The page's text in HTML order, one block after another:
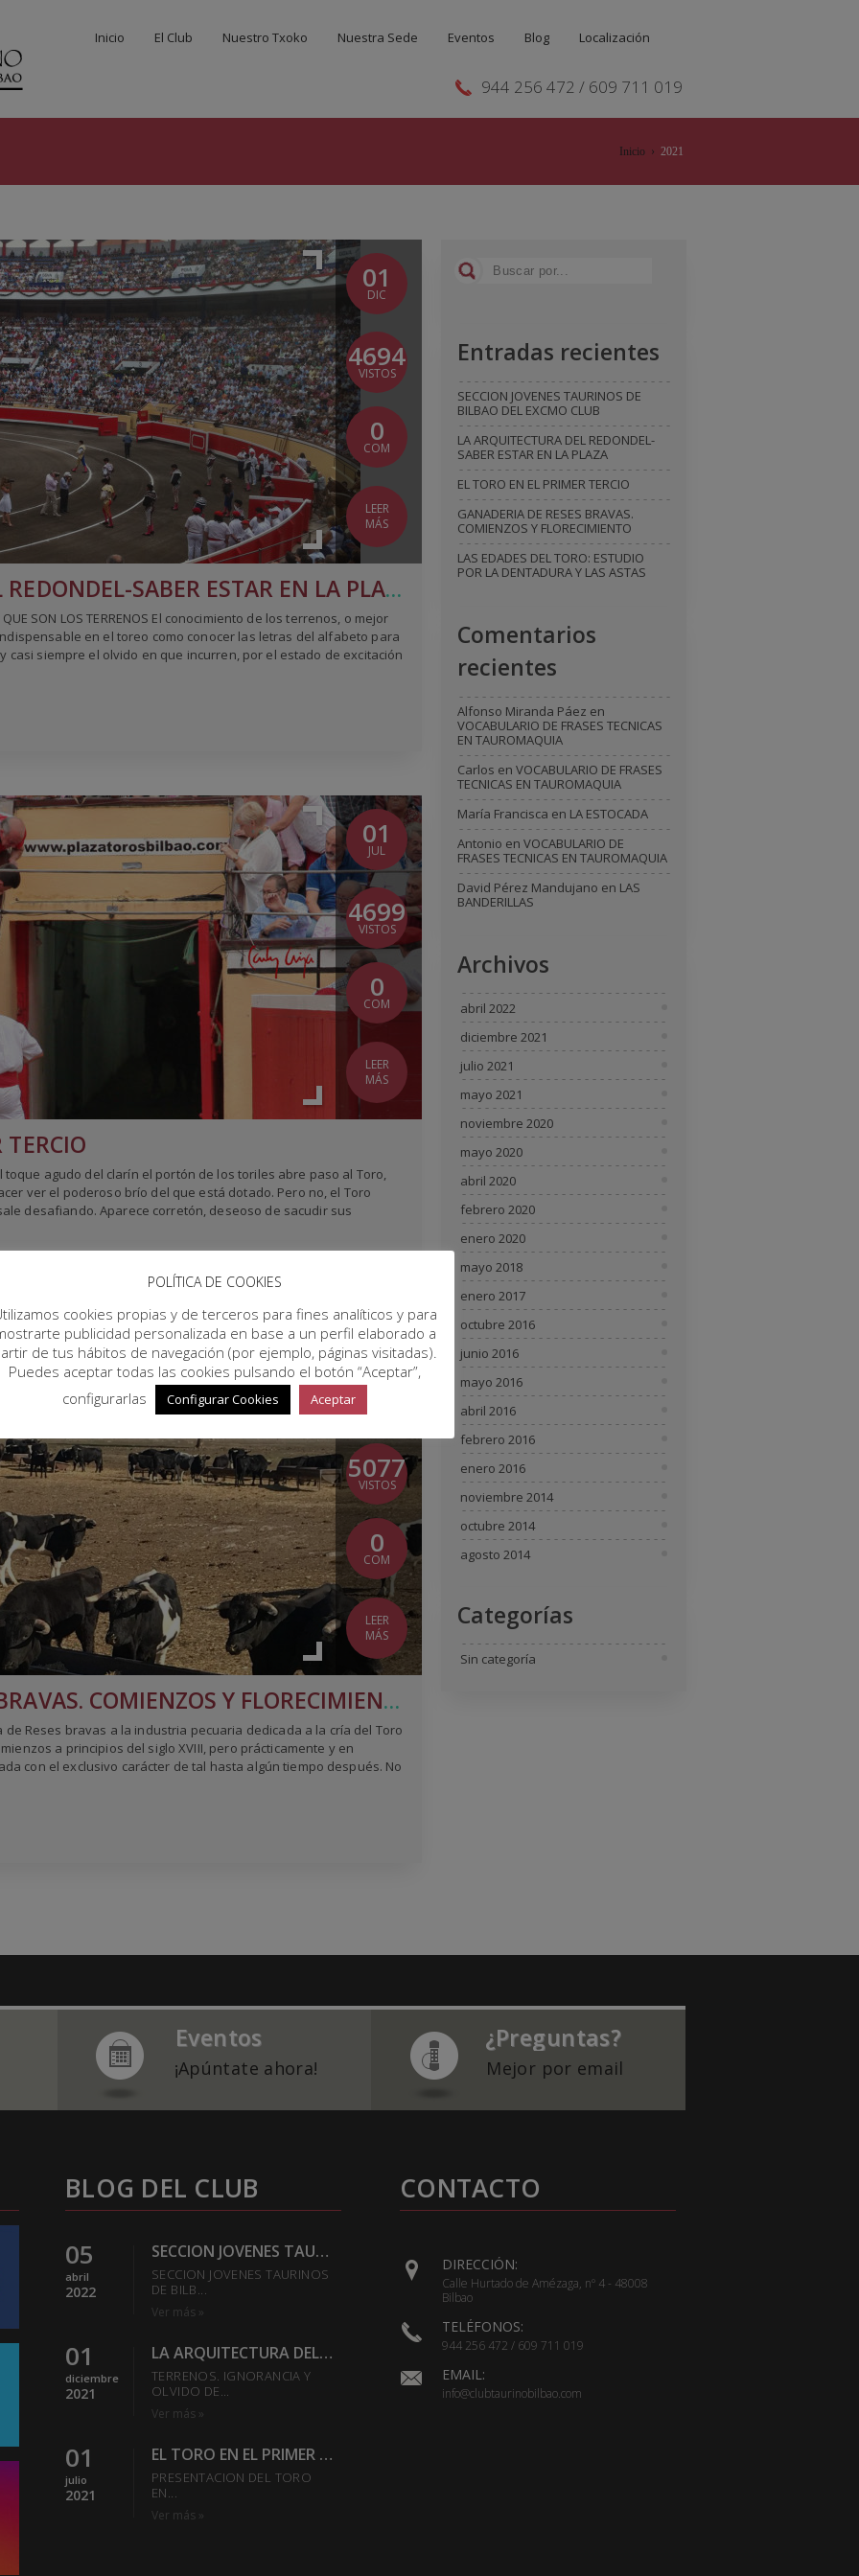
Inicio El Club Nuestro Txoko Nuestra Sede Eventos Blog Localización
944 256 472 / 609 711 019
Inicio › 2021
01
DIC
4694
VISTOS
0
COM
LEER
MÁS
LA ARQUITECTURA DEL REDONDEL-SABER ESTAR EN LA PLAZA
QUE SON LOS TERRENOS El conocimiento de los terrenos, o mejor
en el toreo como conocer las letras del alfabeto para
casi siempre el olvido en que incurren, por el estado de excitación
01
JUL
4699
VISTOS
0
COM
LEER
MÁS
TERCIO
Al toque agudo del clarín el portón de los toriles abre paso al Toro,
ver el poderoso brío del que está dotado. Pero no, el Toro
desafiando. Aparece corretón, deseoso de sacudir sus
03
5077
VISTOS
0
COM
LEER
MÁS
GANADERIA DE RESES BRAVAS. COMIENZOS Y FLORECIMIENTO
de Reses bravas a la industria pecuaria dedicada a la cría del Toro
a principios del siglo XVIII, pero prácticamente y en
con el exclusivo carácter de tal hasta algún tiempo después. No
Entradas recientes
SECCION JOVENES TAURINOS DE
BILBAO DEL EXCMO CLUB
LA ARQUITECTURA DEL REDONDEL-
SABER ESTAR EN LA PLAZA
EL TORO EN EL PRIMER TERCIO
GANADERIA DE RESES BRAVAS.
COMIENZOS Y FLORECIMIENTO
LAS EDADES DEL TORO: ESTUDIO
POR LA DENTADURA Y LAS ASTAS
Comentarios
recientes
Alfonso Miranda Páez en
VOCABULARIO DE FRASES TECNICAS
EN TAUROMAQUIA
Carlos enVOCABULARIO DE FRASES
TECNICAS EN TAUROMAQUIA
María Francisca en LA ESTOCADA
Antonio enVOCABULARIO DE
FRASES TECNICAS EN TAUROMAQUIA
David Pérez Mandujano en LAS
BANDERILLAS
Archivos
abril 2022
diciembre 2021
julio 2021
mayo 2021
noviembre 2020
mayo 2020
abril 2020
febrero 2020
enero 2020
mayo 2018
enero 2017
octubre 2016
junio 2016
mayo 2016
abril 2016
febrero 2016
enero 2016
noviembre 2014
octubre 2014
agosto 2014
Categorías
Sin categoría
Eventos
¡Apúntate ahora!
¿Preguntas?
Mejor por email
BLOG DEL CLUB
05
abril
2022
SECCION JOVENES TAURINOS DE BILBAO DEL EXCMO CLUB
SECCION JOVENES TAURINOS
DE BILB...
Ver más »
01
diciembre
2021
LA ARQUITECTURA DEL REDONDEL-SABER ESTAR EN LA PLAZA
TERRENOS. IGNORANCIA Y
OLVIDO DE...
Ver más »
01
julio
2021
EL TORO EN EL PRIMER TERCIO
PRESENTACION DEL TORO
EN...
Ver más »
CONTACTO
DIRECCIÓN:
Calle Hurtado de Amézaga, nº 4 - 48008
Bilbao
TELÉFONOS:
944 256 472 / 609 711 019
EMAIL:
info@clubtaurinobilbao.com
POLÍTICA DE COOKIES
cookies propias y de terceros para fines analíticos y para
publicidad personalizada en base a un perfil elaborado a
de tus hábitos de navegación (por ejemplo, páginas visitadas).
Puedes aceptar todas las cookies pulsando el botón “Aceptar”,
configurarlas
Configurar Cookies Aceptar